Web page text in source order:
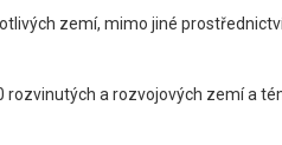
zemí, mimo jiné
rozvinutých a rozvojových zemí